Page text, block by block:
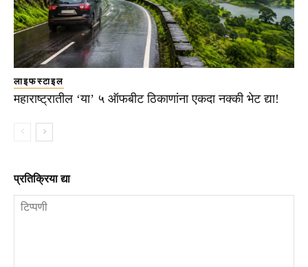
लाइफस्टाइल
महाराष्ट्रातील ‘या’ ५ ऑफबीट ठिकाणांना एकदा नक्की भेट द्या!
प्रतिक्रिया द्या